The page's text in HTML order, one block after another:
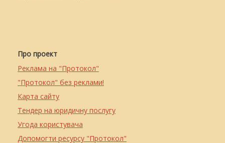
Про проект
Реклама на "Протокол"
"Протокол" без реклами!
Карта сайту
Тендер на юридичну послугу
Угода користувача
Допомогти ресурсу "Протокол"